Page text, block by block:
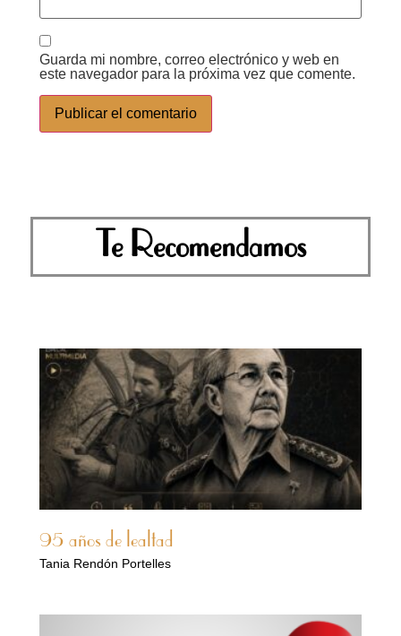
Guarda mi nombre, correo electrónico y web en
este navegador para la próxima vez que comente.
Te Recomendamos
95 años de lealtad
Tania Rendón Portelles